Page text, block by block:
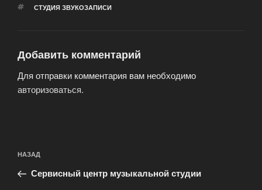
МЕТКИ
СТУДИЯ ЗВУКОЗАПИСИ
Добавить комментарий
Для отправки комментария вам необходимо
авторизоваться.
по
записям
Предыдущая
запись:
НАЗАД
Сервисный центр музыкальной студии